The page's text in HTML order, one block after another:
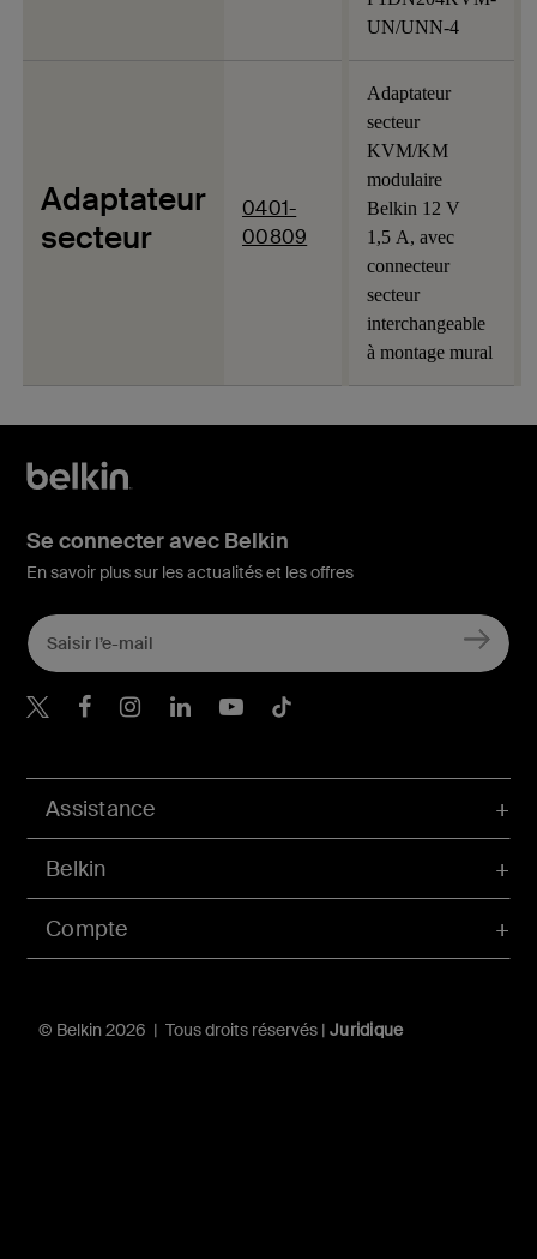
UN/UNN-4
Adaptateur
secteur
0401-
00809
Adaptateur
secteur
KVM/KM
modulaire
Belkin 12 V
1,5 A, avec
connecteur
secteur
interchangeable
à montage mural
Compte
Assistance
Belkin
© Belkin 2026 | Tous droits réservés | Juridique
Se connecter avec Belkin
En savoir plus sur les actualités et les offres
Belkin Twitter
Belkin Facebook
Belkin Instagram
Belkin LinkedIn
Belkin Youtube
Belkin TikTok